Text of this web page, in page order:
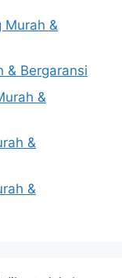
Murah &
& Bergaransi
&
&
&